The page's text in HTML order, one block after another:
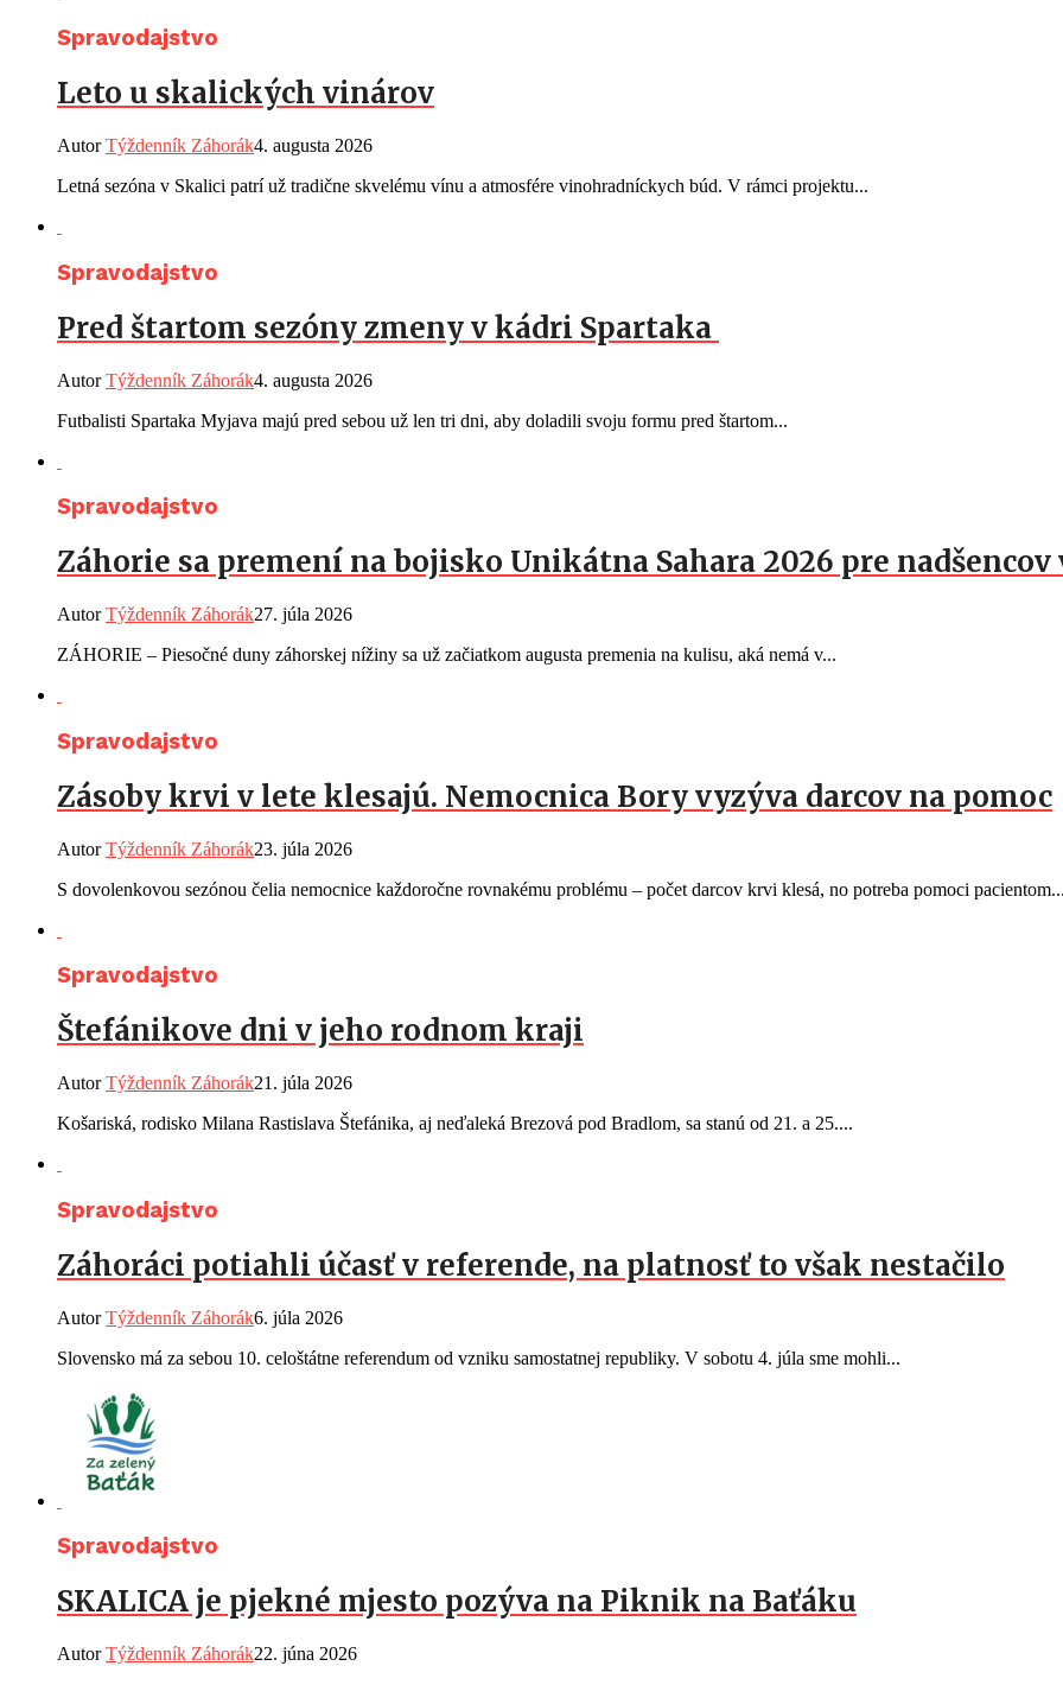
Spravodajstvo
Leto u skalických vinárov
AutorTýždenník Záhorák4. augusta 2026
Letná sezóna v Skalici patrí už tradične skvelému vínu a atmosfére vinohradníckych búd. V rámci projektu...
Spravodajstvo
Pred štartom sezóny zmeny v kádri Spartaka
AutorTýždenník Záhorák4. augusta 2026
Futbalisti Spartaka Myjava majú pred sebou už len tri dni, aby doladili svoju formu pred štartom...
Spravodajstvo
Záhorie sa premení na bojisko Unikátna Sahara 2026 pre
AutorTýždenník Záhorák27. júla 2026
ZÁHORIE – Piesočné duny záhorskej nížiny sa už začiatkom augusta premenia na kulisu, aká nemá v...
Spravodajstvo
Zásoby krvi v lete klesajú. Nemocnica Bory vyzýva darcov na pomoc
AutorTýždenník Záhorák23. júla 2026
S dovolenkovou sezónou čelia nemocnice každoročne rovnakému problému – počet darcov krvi klesá, no potreba pomoci
Spravodajstvo
Štefánikove dni v jeho rodnom kraji
AutorTýždenník Záhorák21. júla 2026
Košariská, rodisko Milana Rastislava Štefánika, aj neďaleká Brezová pod Bradlom, sa stanú od 21. a 25....
Spravodajstvo
Záhoráci potiahli účasť v referende, na platnosť to však nestačilo
AutorTýždenník Záhorák6. júla 2026
Slovensko má za sebou 10. celoštátne referendum od vzniku samostatnej republiky. V sobotu 4. júla sme mohli...
Spravodajstvo
SKALICA je pjekné mjesto pozýva na Piknik na Baťáku
AutorTýždenník Záhorák22. júna 2026